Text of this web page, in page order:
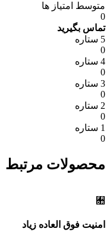
متوسط امتیاز ها
0
تماس بگیرید
5 ستاره
0
4 ستاره
0
3 ستاره
0
2 ستاره
0
1 ستاره
0
محصولات مرتبط
امنیت فوق العاده زیاد